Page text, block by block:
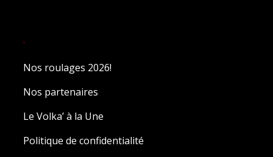
.
Nos roulages 2026!
Nos partenaires
Le Volka’ à la Une
Politique de confidentialité